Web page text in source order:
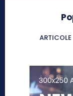
ARTICOLE